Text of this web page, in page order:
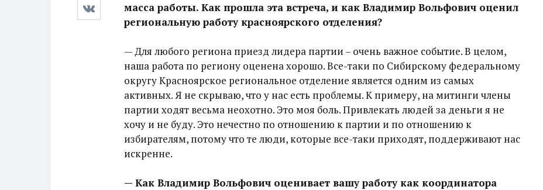
масса работы. Как прошла эта встреча, и как Владимир Вольфович оценил
региональную работу красноярского отделения?
— Для любого региона приезд лидера партии – очень важное событие. В целом,
наша работа по региону оценена хорошо. Все-таки по Сибирскому федеральному
округу Красноярское региональное отделение является одним из самых
активных. Я не скрываю, что у нас есть проблемы. К примеру, на митинги члены
партии ходят весьма неохотно. Это моя боль. Привлекать людей за деньги я не
хочу и не буду. Это нечестно по отношению к партии и по отношению к
избирателям, потому что те люди, которые все-таки приходят, поддерживают нас
искренне.
— Как Владимир Вольфович оценивает вашу работу как координатора